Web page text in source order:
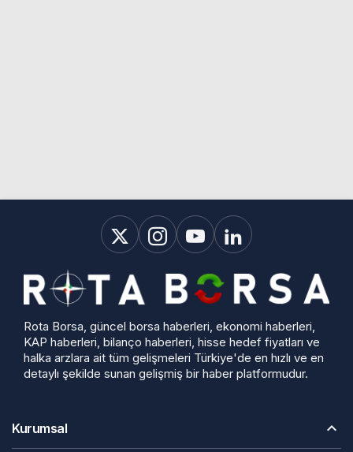
Rota Borsa, güncel borsa haberleri, ekonomi haberleri,
KAP haberleri, bilanço haberleri, hisse hedef fiyatları ve
halka arzlara ait tüm gelişmeleri Türkiye'de en hızlı ve en
detaylı şekilde sunan gelişmiş bir haber platformudur.
Kurumsal